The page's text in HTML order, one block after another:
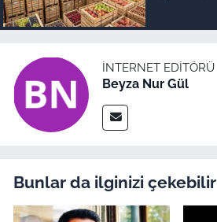
İNTERNET EDITÖRÜ
Beyza Nur Gül
Bunlar da ilginizi çekebilir